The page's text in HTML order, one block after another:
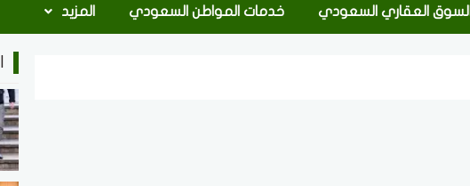
السوق العقاري السعودي خدمات المواطن السعودي المزيد